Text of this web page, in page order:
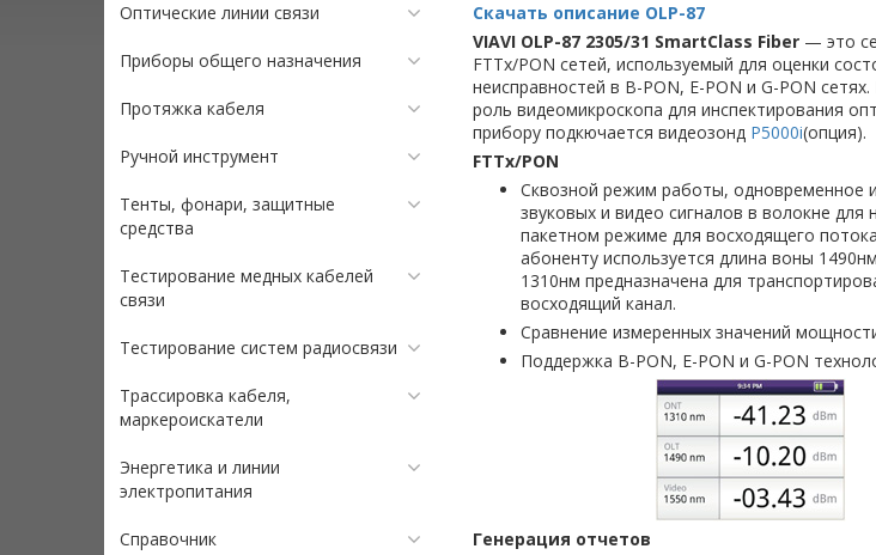
Оптические линии связи
Приборы общего назначения
Протяжка кабеля
Ручной инструмент
Тенты, фонари, защитные
средства
Тестирование медных кабелей
связи
Тестирование систем радиосвязи
Трассировка кабеля,
маркероискатели
Энергетика и линии
электропитания
Справочник
Скачать описание OLP-87
VIAVI OLP-87 2305/31 SmartClass Fiber— это
FTTx/PON сетей, используемый для оценки
неисправностей в B-PON, E-PON и G-PON
роль видеомикроскопа для инспектирования
прибору подкючается видеозонд P5000i(опция).
FTTx/PON
Сквозной режим работы, одновременное
звуковых и видео сигналов в волокне
пакетном режиме для восходящего
абоненту используется длина воны
1310нм предназначена для
восходящий канал.
Сравнение измеренных значений
Поддержка B-PON, E-PON и G-PON
Генерация отчетов